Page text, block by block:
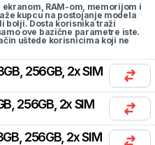
RAM-om, memorijom i
kupcu na postojanje modela
bolji. Dosta korisnika traži
ove bazične parametre iste.
uštede korisnicima koji ne
256GB, 2x SIM
256GB, 2x SIM
256GB, 2x SIM